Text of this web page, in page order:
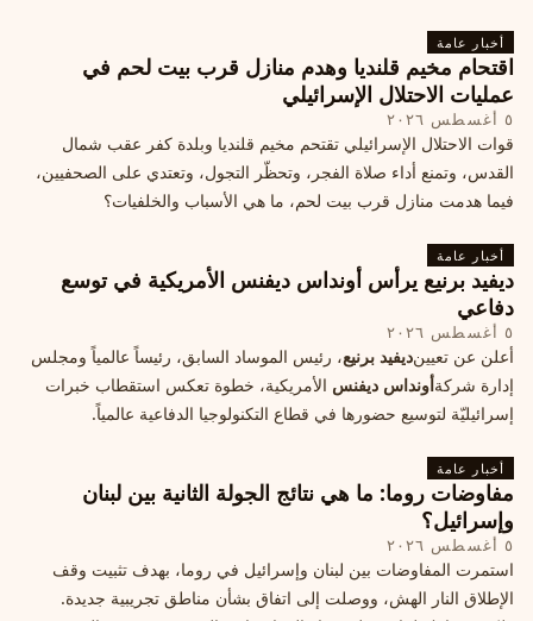
أخبار عامة
اقتحام مخيم قلنديا وهدم منازل قرب بيت لحم في
عمليات الاحتلال الإسرائيلي
٥ أغسطس ٢٠٢٦
قوات الاحتلال الإسرائيلي تقتحم مخيم قلنديا وبلدة كفر عقب شمال
القدس، وتمنع أداء صلاة الفجر، وتحظّر التجول، وتعتدي على الصحفيين،
فيما هدمت منازل قرب بيت لحم، ما هي الأسباب والخلفيات؟
أخبار عامة
ديفيد برنيع يرأس أونداس ديفنس الأمريكية في توسع
دفاعي
٥ أغسطس ٢٠٢٦
أعلن عن تعيينديفيد برنيع، رئيس الموساد السابق، رئيساً عالمياً ومجلس
إدارة شركةأونداس ديفنس الأمريكية، خطوة تعكس استقطاب خبرات
إسرائيليّة لتوسيع حضورها في قطاع التكنولوجيا الدفاعية عالمياً.
أخبار عامة
مفاوضات روما: ما هي نتائج الجولة الثانية بين لبنان
وإسرائيل؟
٥ أغسطس ٢٠٢٦
استمرت المفاوضات بين لبنان وإسرائيل في روما، بهدف تثبيت وقف
الإطلاق النار الهش، ووصلت إلى اتفاق بشأن مناطق تجريبية جديدة.